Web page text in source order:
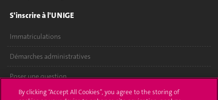
S'inscrire à l'UNIGE
Immatriculations
Démarches administratives
Poser une question
L'UNIGE vous informe
By clicking “Accept All Cookies”, you agree to the storing of